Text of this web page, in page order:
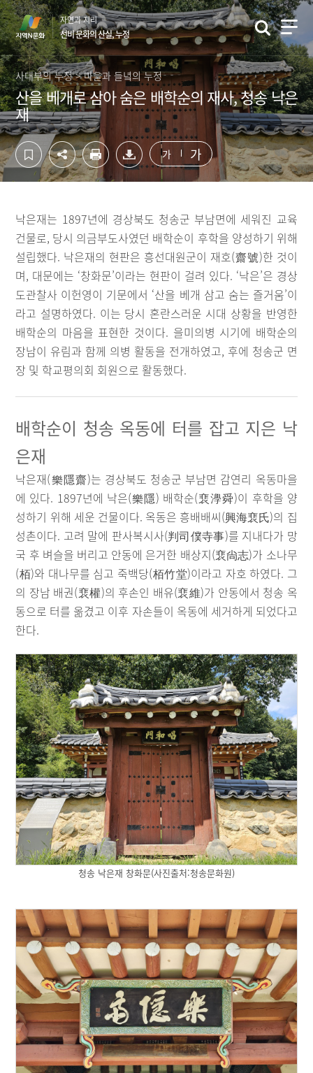
컨
텐
츠
영
역
바
로
가
기
하
단
영
역
바
로
가
기
자연과 지리
선비 문화의 산실, 누정
사대부의 누정 > 마을과 들녘의 누정
산을 베개로 삼아 숨은 배학순의 재사, 청송 낙은
재
가 가
낙은재는 1897년에 경상북도 청송군 부남면에 세워진 교육
건물로, 당시 의금부도사였던 배학순이 후학을 양성하기 위해
설립했다. 낙은재의 현판은 흥선대원군이 재호(齋號)한 것이
며, 대문에는 ‘창화문’이라는 현판이 걸려 있다. ‘낙은’은 경상
도관찰사 이헌영이 기문에서 ‘산을 베개 삼고 숨는 즐거움’이
라고 설명하였다. 이는 당시 혼란스러운 시대 상황을 반영한
배학순의 마음을 표현한 것이다. 을미의병 시기에 배학순의
장남이 유림과 함께 의병 활동을 전개하였고, 후에 청송군 면
장 및 학교평의회 회원으로 활동했다.
배학순이 청송 옥동에 터를 잡고 지은 낙
은재
낙은재(樂隱齋)는 경상북도 청송군 부남면 감연리 옥동마을
에 있다. 1897년에 낙은(樂隱) 배학순(裵㶅舜)이 후학을 양
성하기 위해 세운 건물이다. 옥동은 흥배배씨(興海裵氏)의 집
성촌이다. 고려 말에 판사복시사(判司僕寺事)를 지내다가 망
국 후 벼슬을 버리고 안동에 은거한 배상지(裵尙志)가 소나무
(栢)와 대나무를 심고 죽백당(栢竹堂)이라고 자호 하였다. 그
의 장남 배권(裵權)의 후손인 배유(裵維)가 안동에서 청송 옥
동으로 터를 옮겼고 이후 자손들이 옥동에 세거하게 되었다고
한다.
청송 낙은재 창화문(사진출처:청송문화원)